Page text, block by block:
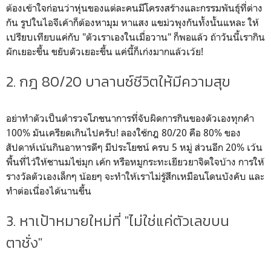
ต้องเข้าใจก่อนว่าหุ่นของแต่ละคนมีโครงสร้างและกรรมพันธุ์ที่ต่าง
กัน รูปในไอจีเค้าก็ต้องหามุม หาแสง แขม่วพุงกันทั้งนั้นแหละ ให้
เปรียบเทียบแค่กับ "ตัวเราเองในเมื่อวาน" ก็พอแล้ว ถ้าวันนี้เรากิน
ผักเยอะขึ้น ขยับตัวเยอะขึ้น แค่นี้ก็เก่งมากแล้วเว้ย!
2. กฎ 80/20 บาลานซ์ชีวิตให้มีความสุข
อย่าทำตัวเป็นตำรวจโภชนาการที่จับผิดการกินของตัวเองทุกคำ
100% มันเครียดเกินไปครับ! ลองใช้กฎ 80/20 คือ 80% ของ
สัปดาห์เน้นกินอาหารดีๆ มีประโยชน์ ครบ 5 หมู่ ส่วนอีก 20% เว้น
พื้นที่ไว้ให้ชานมไข่มุก เค้ก หรือหมูกระทะเยียวยาจิตใจบ้าง การให้
รางวัลตัวเองเล็กๆ น้อยๆ จะทำให้เราไม่รู้สึกเหมือนโดนบังคับ และ
ทำต่อเนื่องได้นานขึ้น
3. หาเป้าหมายใหม่ที่ "ไม่ใช่แค่ตัวเลขบน
ตาชั่ง"